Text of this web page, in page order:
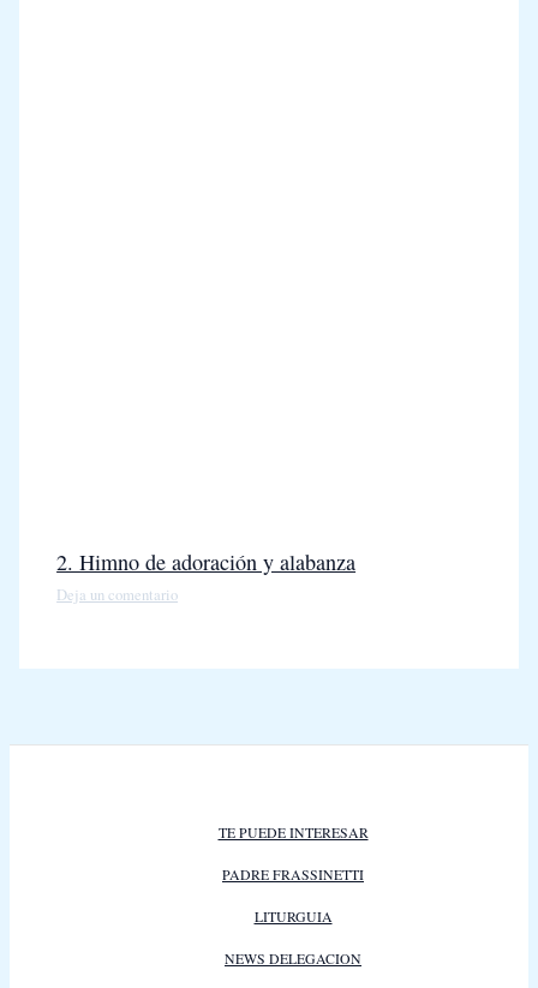
2. Himno de adoración y alabanza
Deja un comentario
TE PUEDE INTERESAR
PADRE FRASSINETTI
LITURGUIA
NEWS DELEGACION